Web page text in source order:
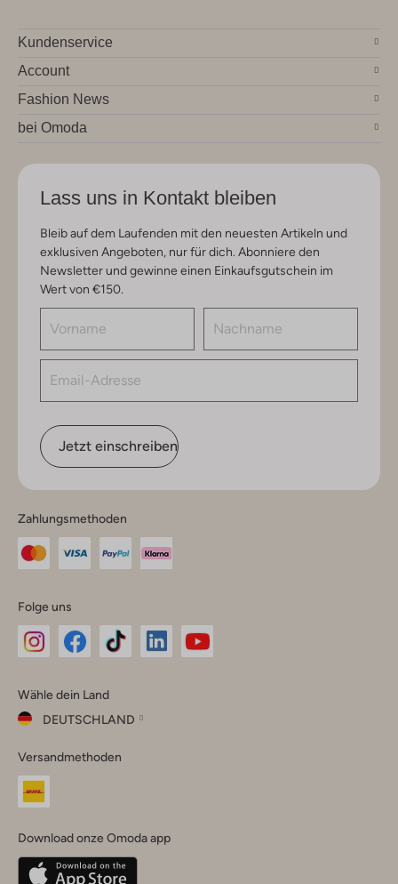
Kundenservice
Account
Fashion News
bei Omoda
Lass uns in Kontakt bleiben
Bleib auf dem Laufenden mit den neuesten Artikeln und
exklusiven Angeboten, nur für dich. Abonniere den
Newsletter und gewinne einen Einkaufsgutschein im
Wert von €150.
Jetzt einschreiben
Zahlungsmethoden
Folge uns
Instagram
Facebook
TikTok
Wähle dein Land
DEUTSCHLAND
dein
Land
Belgique(Français)
Versandmethoden
Download onze Omoda app